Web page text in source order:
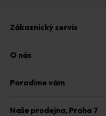
Zákaznický servis
O nás
Poradíme vám
Naše prodejna, Praha 7